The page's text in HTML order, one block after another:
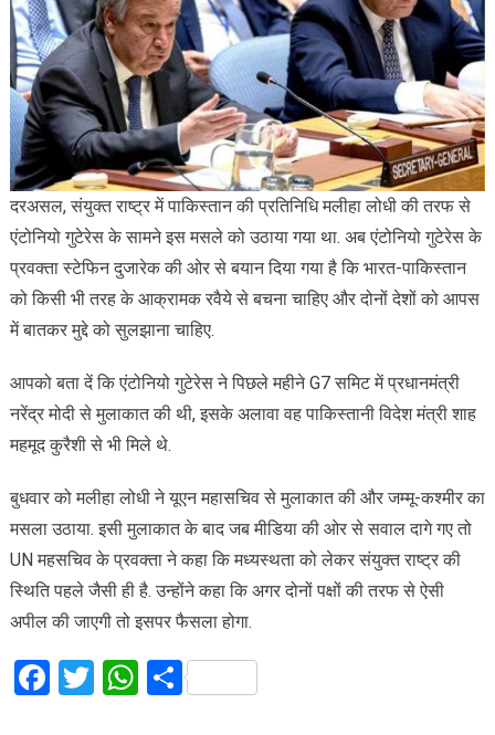
दरअसल, संयुक्त राष्ट्र में पाकिस्तान की प्रतिनिधि मलीहा लोधी की तरफ से
एंटोनियो गुटेरेस के सामने इस मसले को उठाया गया था. अब एंटोनियो गुटेरेस के
प्रवक्ता स्टेफिन दुजारेक की ओर से बयान दिया गया है कि भारत-पाकिस्तान
को किसी भी तरह के आक्रामक रवैये से बचना चाहिए और दोनों देशों को आपस
में बातकर मुद्दे को सुलझाना चाहिए.
आपको बता दें कि एंटोनियो गुटेरेस ने पिछले महीने G7 समिट में प्रधानमंत्री
नरेंद्र मोदी से मुलाकात की थी, इसके अलावा वह पाकिस्तानी विदेश मंत्री शाह
महमूद कुरैशी से भी मिले थे.
बुधवार को मलीहा लोधी ने यूएन महासचिव से मुलाकात की और जम्मू-कश्मीर का
मसला उठाया. इसी मुलाकात के बाद जब मीडिया की ओर से सवाल दागे गए तो
UN महसचिव के प्रवक्ता ने कहा कि मध्यस्थता को लेकर संयुक्त राष्ट्र की
स्थिति पहले जैसी ही है. उन्होंने कहा कि अगर दोनों पक्षों की तरफ से ऐसी
अपील की जाएगी तो इसपर फैसला होगा.
Facebook
Twitter
WhatsApp
Share